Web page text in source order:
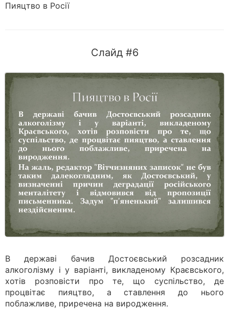
Пияцтво в Росії
Слайд #6
В державі бачив Достоєвський розсадник
алкоголізму і у варіанті, викладеному Краєвського,
хотів розповісти про те, що суспільство, де
процвітає пияцтво, а ставлення до нього
поблажливе, приречена на виродження.